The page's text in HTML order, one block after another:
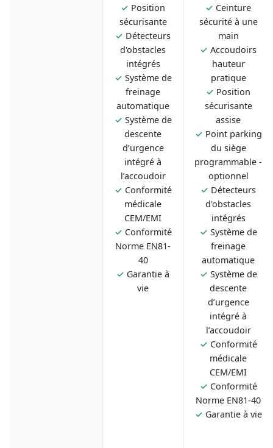
✓ Position
sécurisante
✓ Détecteurs
d'obstacles
intégrés
✓ Système de
freinage
automatique
✓ Système de
descente
d’urgence
intégré à
l’accoudoir
✓ Conformité
médicale
CEM/EMI
✓ Conformité
Norme EN81-
40
✓ Garantie à
vie
✓ Ceinture
sécurité à une
main
✓ Accoudoirs
hauteur
pratique
✓ Position
sécurisante
assise
✓ Point parking
du siège
programmable -
optionnel
✓ Détecteurs
d'obstacles
intégrés
✓ Système de
freinage
automatique
✓ Système de
descente
d’urgence
intégré à
l’accoudoir
✓ Conformité
médicale
CEM/EMI
✓ Conformité
Norme EN81-40
✓ Garantie à vie